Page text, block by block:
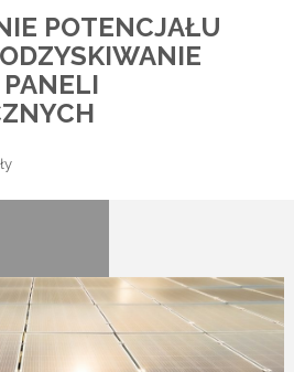
POTENCJAŁU